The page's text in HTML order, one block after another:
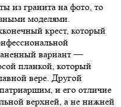
из гранита на фото, то
моделями.
крест, который
вариант —
планкой, который
вере. Другой
патриаршим, и его отличие
верхней, а не нижней